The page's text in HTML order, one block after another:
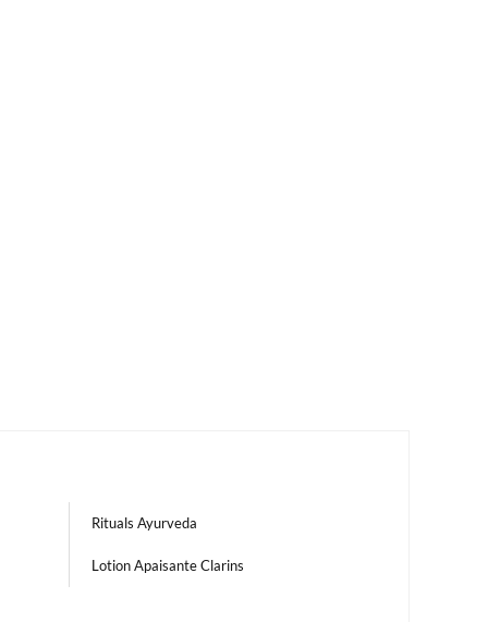
Rituals Ayurveda
Lotion Apaisante Clarins